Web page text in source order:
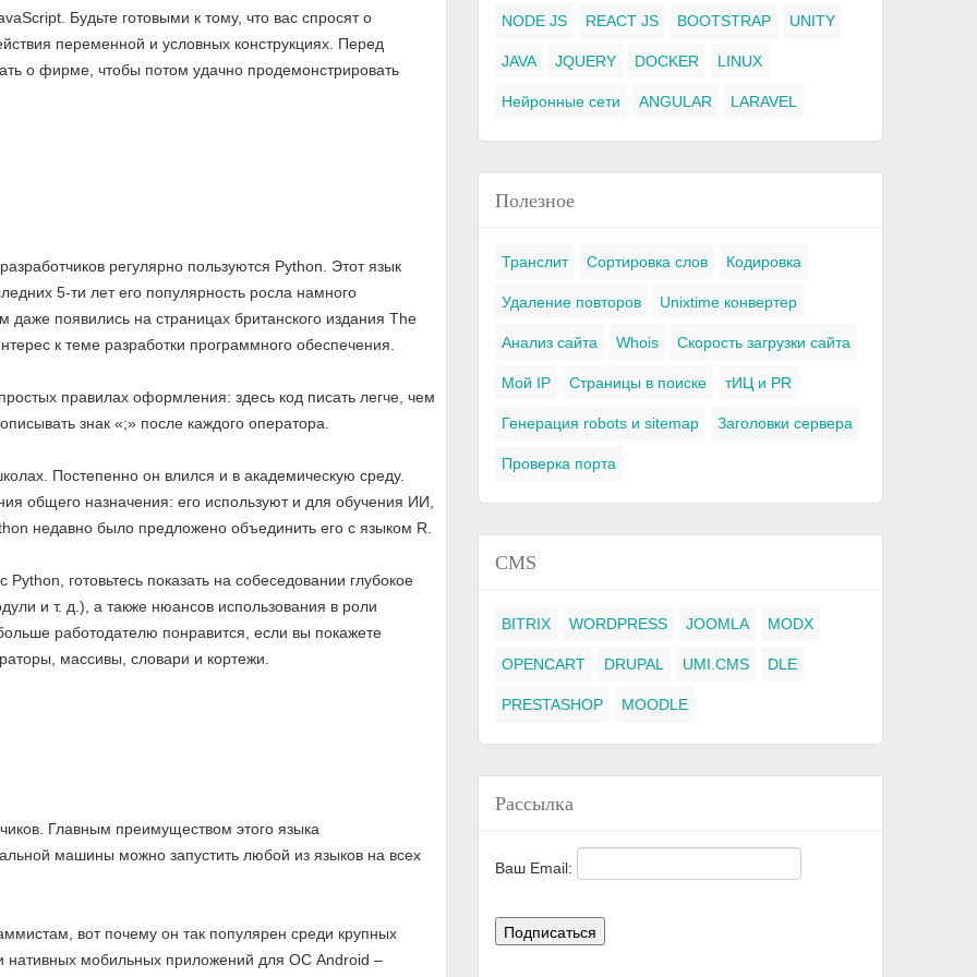
Будьте готовыми к тому, что вас спросят о
переменной и условных конструкциях. Перед
о фирме, чтобы потом удачно продемонстрировать
регулярно пользуются Python. Этот язык
5-ти лет его популярность росла намного
появились на страницах британского издания The
к теме разработки программного обеспечения.
правилах оформления: здесь код писать легче, чем
знак «;» после каждого оператора.
Постепенно он влился и в академическую среду.
общего назначения: его используют и для обучения ИИ,
недавно было предложено объединить его с языком R.
готовьтесь показать на собеседовании глубокое
и т. д.), а также нюансов использования в роли
работодателю понравится, если вы покажете
массивы, словари и кортежи.
Главным преимуществом этого языка
машины можно запустить любой из языков на всех
вот почему он так популярен среди крупных
нативных мобильных приложений для ОС Android –
NODE JS REACT JS BOOTSTRAP UNITY
JAVA JQUERY DOCKER LINUX
Нейронные сети ANGULAR LARAVEL
Полезное
Транслит Сортировка слов Кодировка
Удаление повторов Unixtime конвертер
Анализ сайта Whois Скорость загрузки сайта
Мой IP Страницы в поиске тИЦ и PR
Генерация robots и sitemap Заголовки сервера
Проверка порта
CMS
BITRIX WORDPRESS JOOMLA MODX
OPENCART DRUPAL UMI.CMS DLE
PRESTASHOP MOODLE
Рассылка
Ваш Email: